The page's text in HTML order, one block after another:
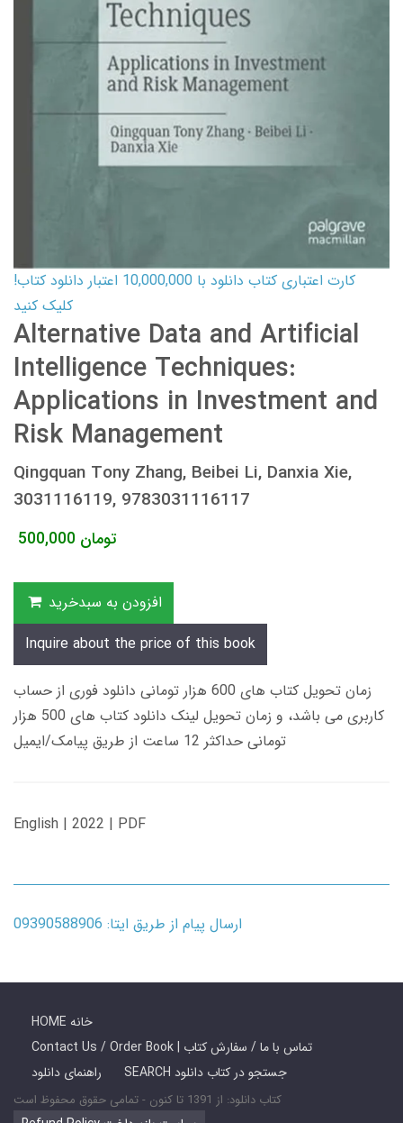
کارت اعتباری کتاب دانلود با 10,000,000 اعتبار دانلود کتاب!
کلیک کنید
Alternative Data and Artificial
Intelligence Techniques:
Applications in Investment and
Risk Management
Qingquan Tony Zhang, Beibei Li, Danxia Xie,
3031116119, 9783031116117
500,000 تومان
افزودن به سبدخرید
Inquire about the price of this book
زمان تحویل کتاب های 600 هزار تومانی دانلود فوری از حساب
کاربری می باشد، و زمان تحویل لینک دانلود کتاب های 500 هزار
تومانی حداکثر 12 ساعت از طریق پیامک/ایمیل
English | 2022 | PDF
ارسال پیام از طریق ایتا: 09390588906
HOME خانه
Contact Us / Order Book | تماس با ما / سفارش کتاب
راهنمای دانلود
SEARCH جستجو در کتاب دانلود
کتاب دانلود: از 1391 تا کنون - تمامی حقوق محفوظ است